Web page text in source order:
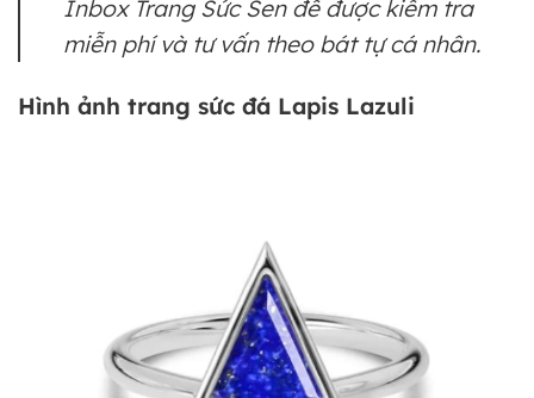
Inbox Trang Sức Sen để được kiểm tra
miễn phí và tư vấn theo bát tự cá nhân.
Hình ảnh trang sức đá Lapis Lazuli